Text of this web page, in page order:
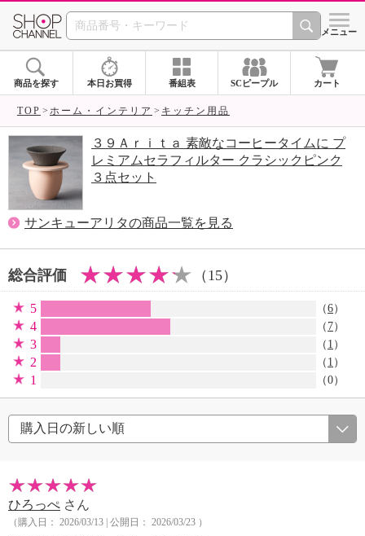
SHOP CHANNEL シメニュー
商品を探す 本日お買得 番組表 SCピープル カート
TOP ホーム・インテリア キッチン用品
３９Ａｒｉｔａ 素敵なコーヒータイムに プ
レミアムセラフィルター クラシックピンク
３点セット
サンキューアリタの商品一覧を見る
総合評価 （15）
5 （6）
4 （ 7）
3 （ 1 ）
2 （ 1 ）
1 （0）
ひろっぺ さん
（購入日： 2026/03/13 | 公開日： 2026/03/23 ）